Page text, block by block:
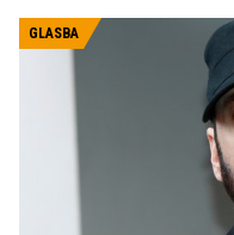
GLASBA